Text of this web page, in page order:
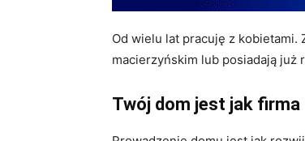
Od wielu lat pracuję z kobietami.
macierzyńskim lub posiadają już
Twój dom jest jak firma